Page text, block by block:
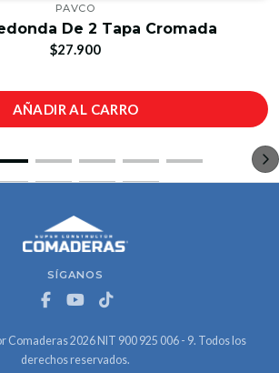
PAVCO
De 2 Tapa Cromada
$27.900
AÑADIR AL CARRO
SÍGANOS
Comaderas 2026 NIT 900 925 006 - 9. Todos los
derechos reservados.